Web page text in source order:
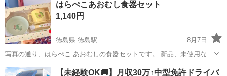
はらぺこあおむし食器セット
1,140円
徳島県 徳島駅
8月7日
写真の通り、はらぺこ あおむしの食器セットです。 新品、未使用なの
で ノークレームノーリターンです。 綺麗状態です♩
徳島 徳島市 徳島駅 ベビー用品 食器セット
【未経験OK🚚】月収30万↑中型免許ドライバ